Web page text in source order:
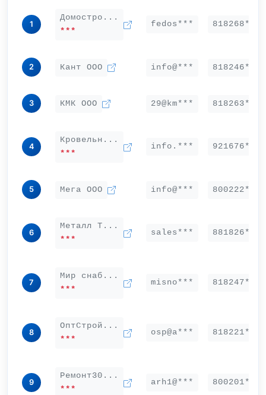
1
Домостро...
***
fedos*** 818268***
2 Кант ООО info@*** 818246***
3 КМК ООО 29@km*** 818263***
4
Кровельн...
***
info.*** 921676***
5 Мега ООО info@*** 800222***
6
Металл Т...
***
sales*** 881826***
7
Мир снаб...
***
misno*** 818247***
8
ОптСтрой...
***
osp@a*** 818221***
9
Ремонт30...
***
arh1@*** 800201***